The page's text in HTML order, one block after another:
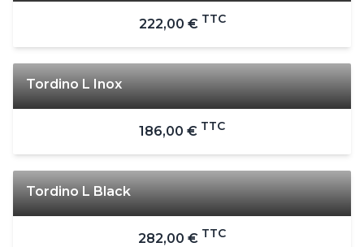
222,00 € TTC
Tordino L Inox
186,00 € TTC
Tordino L Black
282,00 € TTC